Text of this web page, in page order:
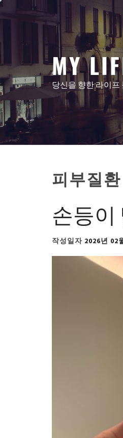
콘
텐
로
너
뛰
기
MY
당신을 향한 라이프
피부질환
손등이
작성일자 2026년 02